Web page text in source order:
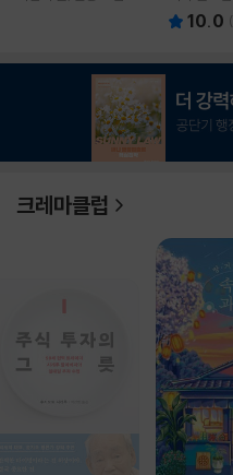
10.0 (
크레마클럽